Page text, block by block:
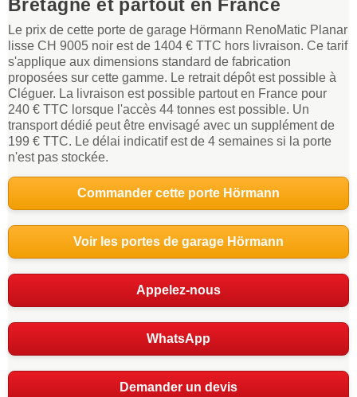
Bretagne et partout en France
Le prix de cette porte de garage Hörmann RenoMatic Planar
lisse CH 9005 noir est de 1404 € TTC hors livraison. Ce tarif
s'applique aux dimensions standard de fabrication
proposées sur cette gamme. Le retrait dépôt est possible à
Cléguer. La livraison est possible partout en France pour
240 € TTC lorsque l'accès 44 tonnes est possible. Un
transport dédié peut être envisagé avec un supplément de
199 € TTC. Le délai indicatif est de 4 semaines si la porte
n'est pas stockée.
Commander cette porte Hörmann
Voir les portes de garage Hörmann
Appelez-nous
WhatsApp
Demander un devis